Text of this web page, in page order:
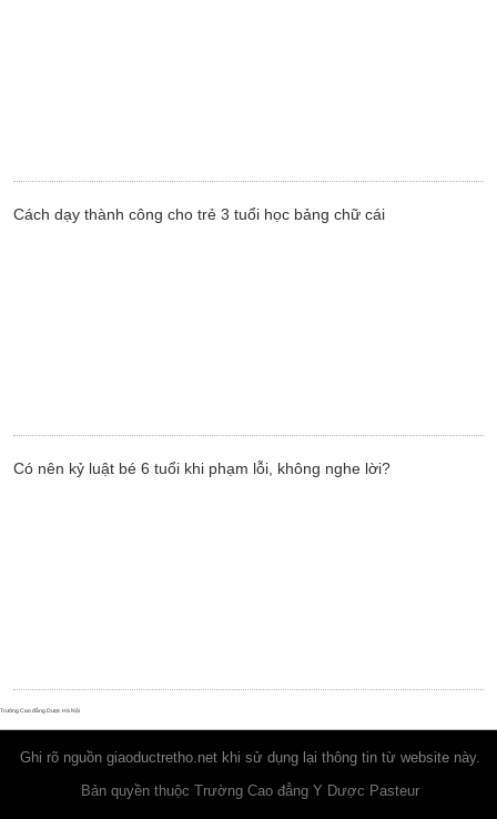
Cách dạy thành công cho trẻ 3 tuổi học bảng chữ cái
Có nên kỷ luật bé 6 tuổi khi phạm lỗi, không nghe lời?
Ghi rõ nguồn giaoductretho.netkhi sử dụng lại thông tin từ website này.
Bản quyền thuộc Trường Cao đẳng Y Dược Pasteur
Trường Cao đẳng Dược Hà Nội